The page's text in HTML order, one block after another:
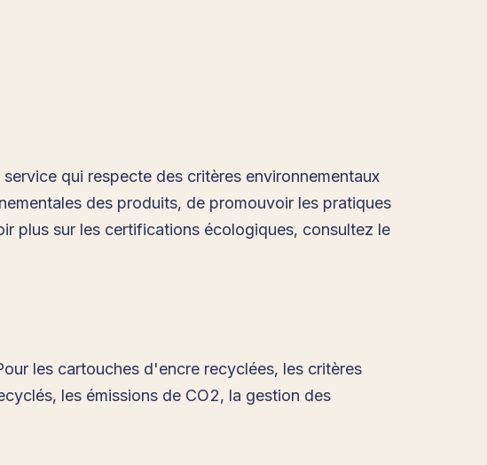
qui respecte des critères environnementaux
des produits, de promouvoir les pratiques
plus sur les certifications écologiques, consultez le
les cartouches d'encre recyclées, les critères
les émissions de CO2, la gestion des